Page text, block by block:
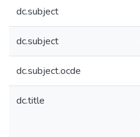
dc.subject
dc.subject
dc.subject.ocde
dc.title